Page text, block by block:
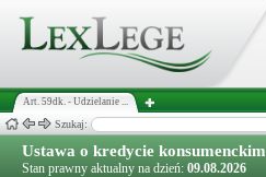
Art. 59dk. - Udzielanie ...
Szukaj:
Ustawa o kredycie konsumenckim
Stan prawny aktualny na dzień: 09.08.2026